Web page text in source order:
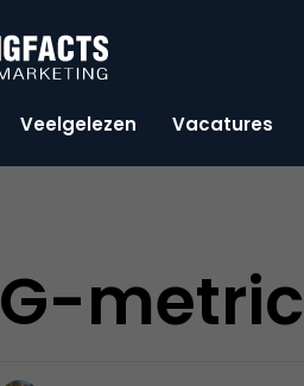
Veelgelezen Vacatures
G-